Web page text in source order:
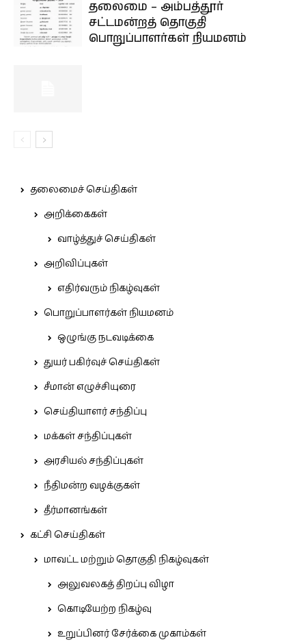
தலைமை – அம்பத்தூர்
சட்டமன்றத் தொகுதி
பொறுப்பாளர்கள் நியமனம்
தலைமைச் செய்திகள்
அறிக்கைகள்
வாழ்த்துச் செய்திகள்
அறிவிப்புகள்
எதிர்வரும் நிகழ்வுகள்
பொறுப்பாளர்கள் நியமனம்
ஒழுங்கு நடவடிக்கை
துயர் பகிர்வுச் செய்திகள்
சீமான் எழுச்சியுரை
செய்தியாளர் சந்திப்பு
மக்கள் சந்திப்புகள்
அரசியல் சந்திப்புகள்
நீதிமன்ற வழக்குகள்
தீர்மானங்கள்
கட்சி செய்திகள்
மாவட்ட மற்றும் தொகுதி நிகழ்வுகள்
அலுவலகத் திறப்பு விழா
கொடியேற்ற நிகழ்வு
உறுப்பினர் சேர்க்கை முகாம்கள்